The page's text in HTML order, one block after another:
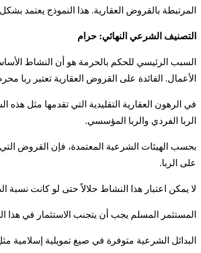
المرتبطة بالقروض العقارية. هذا النموذج يعتمد
التصنيف الشرعي النهائي: حرام
الأعمال. الفائدة على القروض العقارية تعتبر ربا
في الرهون العقارية التقليدية التي تقدمها مثل
الربا الفردي والربا المؤسسي.
بحسب الهيئات الشرعية المعتمدة، فإن القروض
على الربا.
لا يمكن اعتبار هذا النشاط حلالاً حتى لو كانت
المستثمر المسلم يجب أن يتجنب الاستثمار في هذا
البدائل الشرعية متوفرة في صيغ تمويلية إسلامية